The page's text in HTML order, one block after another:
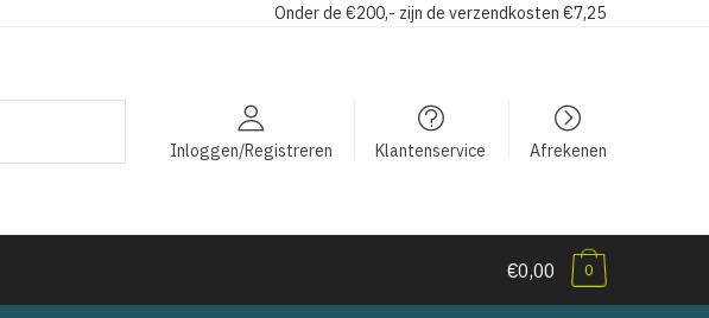
Onder de €200,- zijn de verzendkosten €7,25
Inloggen/Registreren Klantenservice Afrekenen
€0,00 0